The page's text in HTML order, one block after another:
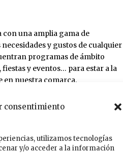
consentimiento
utilizamos tecnologías
y/o acceder a la información
una amplia gama de
y gustos de cualquier
programas de ámbito
y eventos… para estar a la
en nuestra comarca.